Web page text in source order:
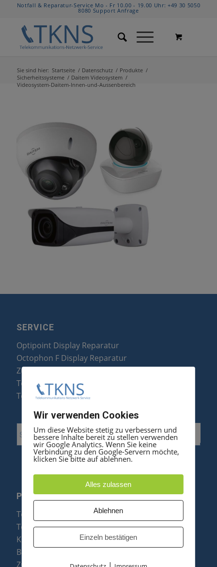
Notfall & Reparatur-Service Mo - Fr 10.00 - 19.00 Uhr:+49 30 5050
8080 Support Anfrage
Sie sind hier: Startseite / Datenschutz / Produkte /
Sicherheitssysteme / Daitem Videosystem /
Videosystem-Daitem-Innen-und-Aussenbereich
SERVICE
Optipoint Display Reparatur
Octophon F Display Reparatur
Zubehör & Ersatzteile
Telefonanlagen Optimierung
Telefonanlagen Erweiterung
PRODUKTE
Telefonanlagen
Telefone
Konftel Konferenztelefone
Baugruppen
Zubehör & Ersatzteile
Wir verwenden Cookies
Um diese Website stetig zu verbessern und
bessere Inhalte bereit zu stellen verwenden
wir Google Analytics. Wenn Sie keine
Verbindung zu den Google-Servern möchte,
klicken Sie bitte auf ablehnen.
Alles zulassen
Ablehnen
Einzeln bestätigen